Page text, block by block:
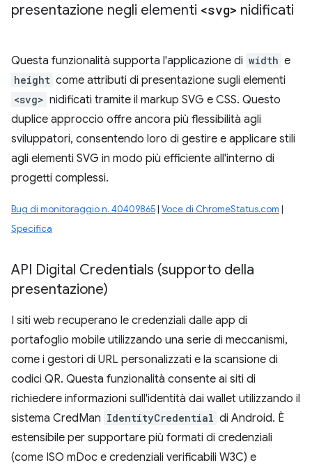
presentazione negli elementi <svg> nidificati
Questa funzionalità supporta l'applicazione di width e
height come attributi di presentazione sugli elementi
<svg> nidificati tramite il markup SVG e CSS. Questo
duplice approccio offre ancora più flessibilità agli
sviluppatori, consentendo loro di gestire e applicare stili
agli elementi SVG in modo più efficiente all'interno di
progetti complessi.
Bug di monitoraggio n. 40409865| Voce di ChromeStatus.com |
Specifica
API Digital Credentials (supporto della
presentazione)
I siti web recuperano le credenziali dalle app di
portafoglio mobile utilizzando una serie di meccanismi,
come i gestori di URL personalizzati e la scansione di
codici QR. Questa funzionalità consente ai siti di
richiedere informazioni sull'identità dai wallet utilizzando il
sistema CredMan IdentityCredential di Android. È
estensibile per supportare più formati di credenziali
(come ISO mDoc e credenziali verificabili W3C) e